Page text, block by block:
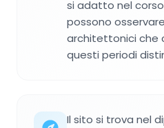
si adatto nel
possono
architettonici che
questi periodi
Il sito si trova nel